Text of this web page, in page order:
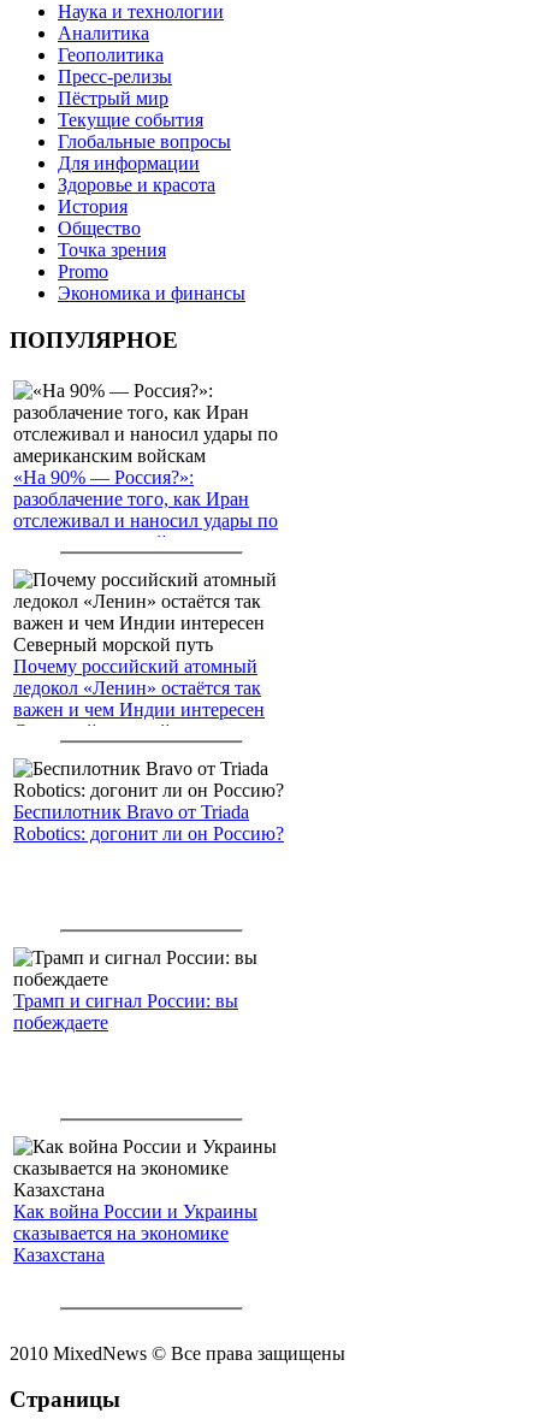
Наука и технологии
Аналитика
Геополитика
Пресс-релизы
Пёстрый мир
Текущие события
Глобальные вопросы
Для информации
Здоровье и красота
История
Общество
Точка зрения
Promo
Экономика и финансы
ПОПУЛЯРНОЕ
«На 90% — Россия?»:
разоблачение того, как Иран
отслеживал и наносил удары по
американским войскам
Почему российский атомный
ледокол «Ленин» остаётся так
важен и чем Индии интересен
Северный морской путь
Беспилотник Bravo от Triada
Robotics: догонит ли он Россию?
Трамп и сигнал России: вы
побеждаете
Как война России и Украины
сказывается на экономике
Казахстана
2010 MixedNews © Все права защищены
Страницы